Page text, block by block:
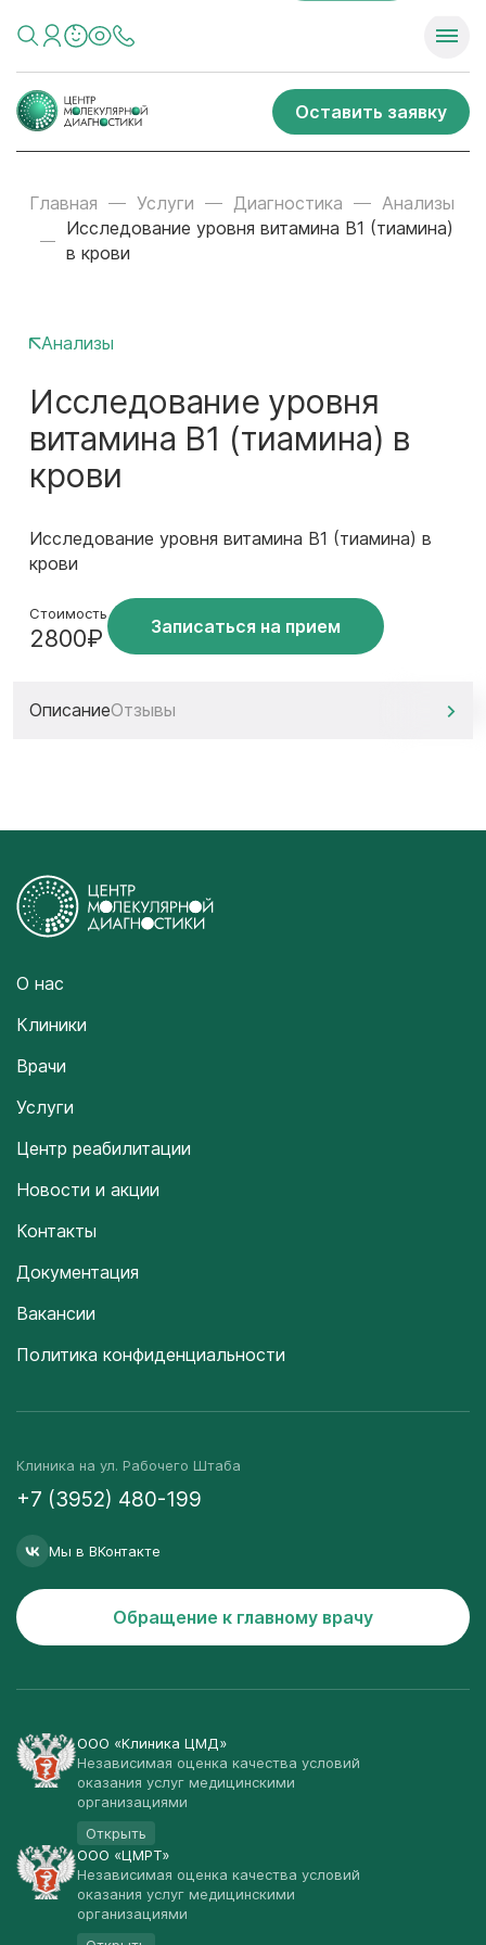
Оставить заявку
Главная Услуги Диагностика
Анализы
Исследование уровня витамина B1 (тиамина)
в крови
Анализы
Исследование уровня
витамина B1 (тиамина) в
крови
Исследование уровня витамина B1 (тиамина) в
крови
Стоимость
2800₽ Записаться на прием
ОписаниеОтзывы
О нас
Клиники
Врачи
Услуги
Центр реабилитации
Новости и акции
Контакты
Документация
Вакансии
Политика конфиденциальности
Клиника на ул. Рабочего Штаба
+7 (3952) 480-199
Мы в ВКонтакте
Обращение к главному врачу
ООО «Клиника ЦМД»
Независимая оценка качества условий
оказания услуг медицинскими
организациями
Открыть
ООО «ЦМРТ»
Независимая оценка качества условий
оказания услуг медицинскими
организациями